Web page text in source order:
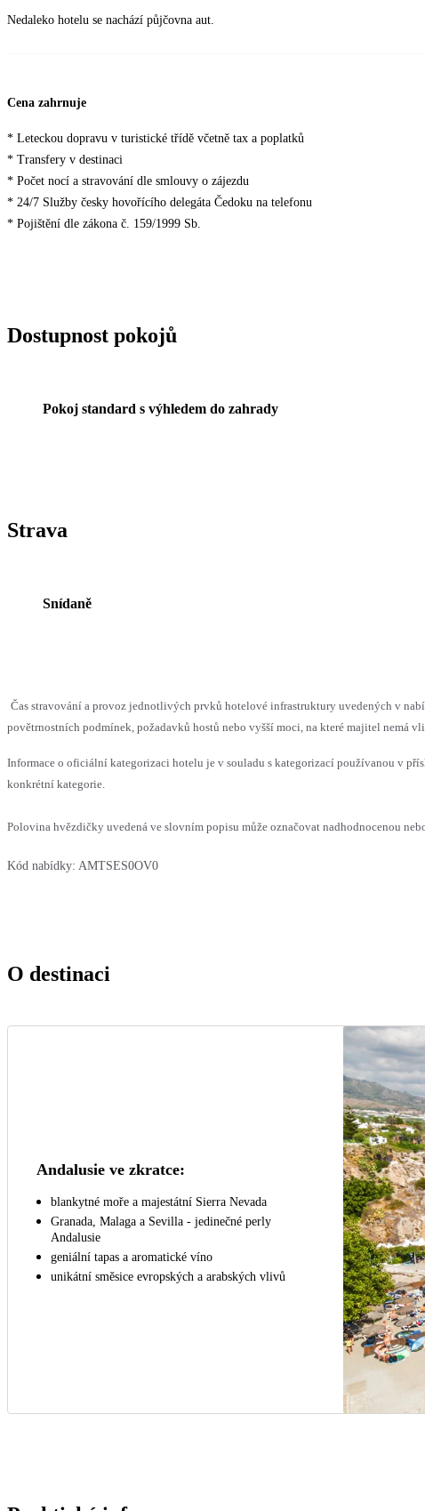
Nedaleko hotelu se nachází půjčovna aut.
Cena zahrnuje
* Leteckou dopravu v turistické třídě včetně tax a poplatků
* Transfery v destinaci
* Počet nocí a stravování dle smlouvy o zájezdu
* 24/7 Služby česky hovořícího delegáta Čedoku na telefonu
* Pojištění dle zákona č. 159/1999 Sb.
Dostupnost pokojů
Pokoj standard s výhledem do zahrady
Strava
Snídaně
Čas stravování a provoz jednotlivých prvků hotelové infrastruktury uvedených v
povětrnostních podmínek, požadavků hostů nebo vyšší moci, na které majitel nemá
Informace o oficiální kategorizaci hotelu je v souladu s kategorizací používanou v
konkrétní kategorie.
Polovina hvězdičky uvedená ve slovním popisu může označovat nadhodnocenou
Kód nabídky: AMTSES0OV0
O destinaci
Andalusie ve zkratce:
blankytné moře a majestátní Sierra Nevada
Granada, Malaga a Sevilla - jedinečné perly
Andalusie
geniální tapas a aromatické víno
unikátní směsice evropských a arabských vlivů